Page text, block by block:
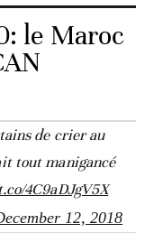
le Maroc
de crier au
tout manigancé
4C9aDJgV5X
12, 2018